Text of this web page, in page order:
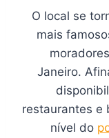
O local se
mais
Janeiro.
restaurantes e
nível do